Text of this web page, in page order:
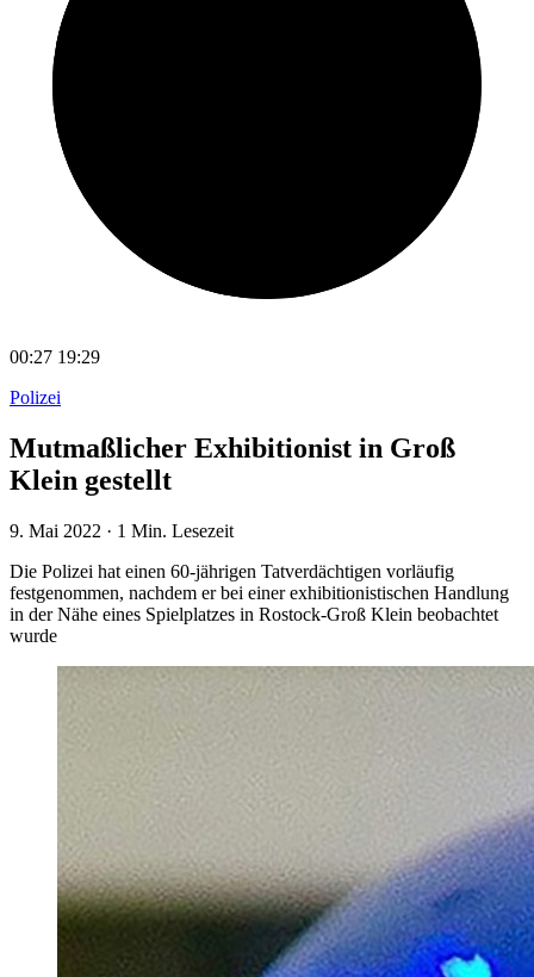
00:27 19:29
Polizei
Mutmaßlicher Exhibitionist in Groß
Klein gestellt
9. Mai 2022 · 1 Min. Lesezeit
Die Polizei hat einen 60-jährigen Tatverdächtigen vorläufig
festgenommen, nachdem er bei einer exhibitionistischen Handlung
in der Nähe eines Spielplatzes in Rostock-Groß Klein beobachtet
wurde